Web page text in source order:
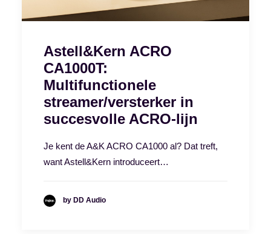
Astell&Kern ACRO
CA1000T:
Multifunctionele
streamer/versterker in
succesvolle ACRO-lijn
Je kent de A&K ACRO CA1000 al? Dat treft,
want Astell&Kern introduceert…
by DD Audio